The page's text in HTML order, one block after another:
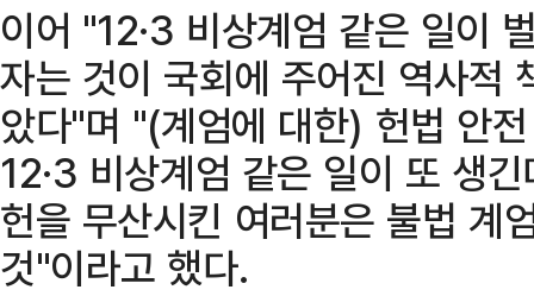
이어 "12·3 비상계엄 같은 일이
자는 것이 국회에 주어진 역사적
았다"며 "(계엄에 대한) 헌법 안
12·3 비상계엄 같은 일이 또 생
헌을 무산시킨 여러분은 불법 계
것"이라고 했다.